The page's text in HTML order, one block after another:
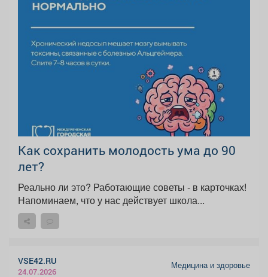
Как сохранить молодость ума до 90
лет?
Реально ли это? Работающие советы - в карточках!
Напоминаем, что у нас действует школа...
VSE42.RU
24.07.2026
Медицина и здоровье